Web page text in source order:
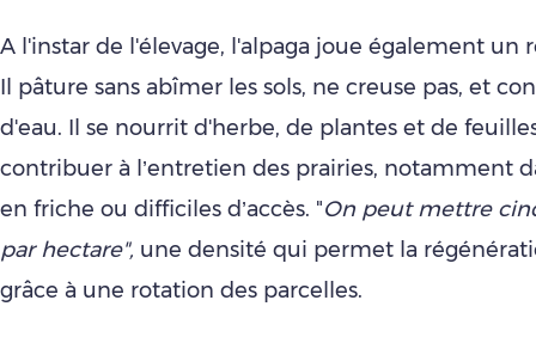
A l'instar de l'élevage, l'alpaga joue également un
Il pâture sans abîmer les sols, ne creuse pas, et
d'eau. Il se nourrit d'herbe, de plantes et de
contribuer à l’entretien des prairies, notamment
en friche ou difficiles d’accès. "On peut mettre
par hectare", une densité qui permet la
grâce à une rotation des parcelles.